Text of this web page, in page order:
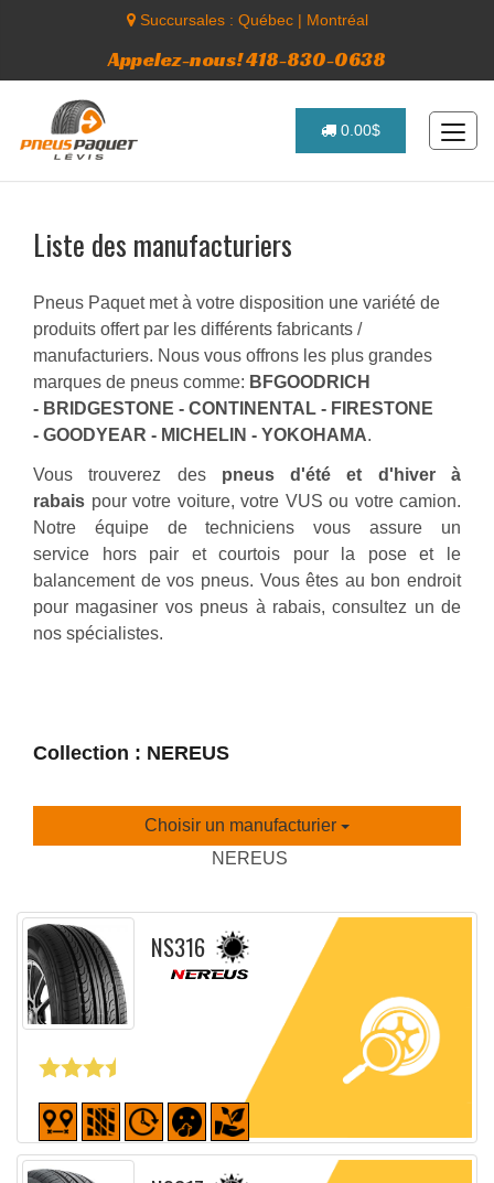
Succursales : Québec| Montréal
Appelez-nous! 418-830-0638
0.00$
Liste des manufacturiers
Pneus Paquet met à votre disposition une variété de
produits offert par les différents fabricants /
manufacturiers. Nous vous offrons les plus grandes
marques de pneus comme: BFGOODRICH
- BRIDGESTONE - CONTINENTAL - FIRESTONE
- GOODYEAR - MICHELIN - YOKOHAMA.
Vous trouverez des pneus d'été et d'hiver à
rabais pour votre voiture, votre VUS ou votre camion.
Notre équipe de techniciens vous assure un
service hors pair et courtois pour la pose et le
balancement de vos pneus. Vous êtes au bon endroit
pour magasiner vos pneus à rabais, consultez un de
nos spécialistes.
Collection : NEREUS
Choisir un manufacturier
NEREUS
NS316
Fiche détaillée